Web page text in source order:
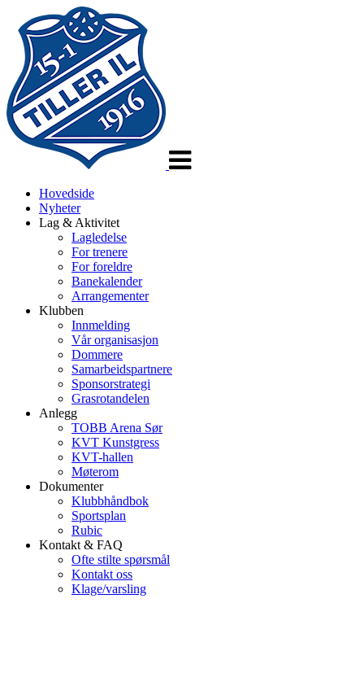
Hovedside
Nyheter
Lag & Aktivitet
Lagledelse
For trenere
For foreldre
Banekalender
Arrangementer
Klubben
Innmelding
Vår organisasjon
Dommere
Samarbeidspartnere
Sponsorstrategi
Grasrotandelen
Anlegg
TOBB Arena Sør
KVT Kunstgress
KVT-hallen
Møterom
Dokumenter
Klubbhåndbok
Sportsplan
Rubic
Kontakt & FAQ
Ofte stilte spørsmål
Kontakt oss
Klage/varsling